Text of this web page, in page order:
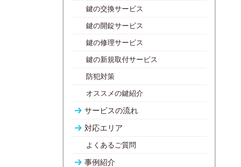
鍵の交換サービス
鍵の開錠サービス
鍵の修理サービス
鍵の新規取付サービス
防犯対策
オススメの鍵紹介
サービスの流れ
対応エリア
よくあるご質問
事例紹介